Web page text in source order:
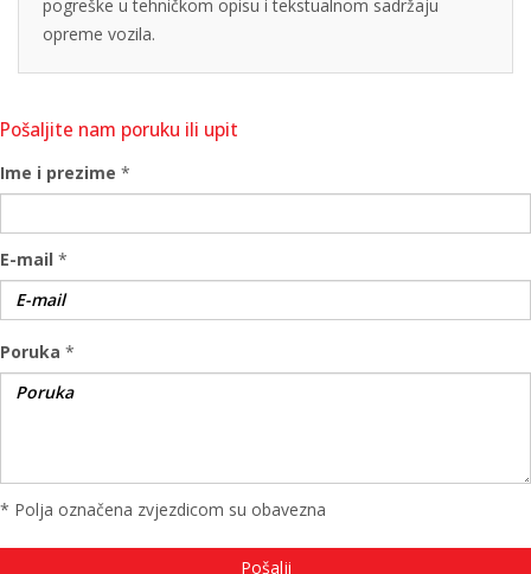
pogreške u tehničkom opisu i tekstualnom sadržaju
opreme vozila.
Pošaljite nam poruku ili upit
Ime i prezime *
E-mail *
Poruka *
* Polja označena zvjezdicom su obavezna